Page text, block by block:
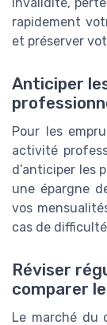
rapidement
et préserver
Anticiper
Pour les
activité
d’anticiper les
une épargne
vos
cas de
Réviser
comparer
Le marché du